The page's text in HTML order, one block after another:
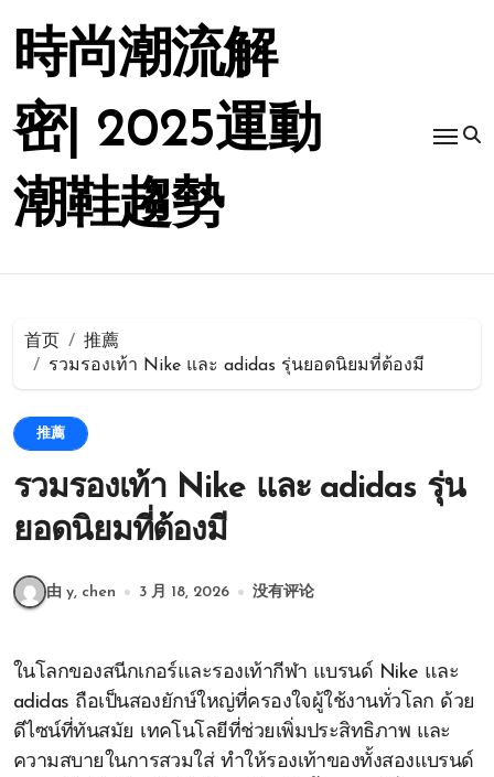
時尚潮流解
密| 2025運動
潮鞋趨勢
首页
推薦
รวมรองเท้า Nike และ adidas รุ่นยอดนิยมที่ต้องมี
推薦
รวมรองเท้า Nike และ adidas รุ่น
ยอดนิยมที่ต้องมี
由 y, chen 3 月 18, 2026 没有评论
ในโลกของสนีกเกอร์และรองเท้ากีฬา แบรนด์ Nike และ
adidas ถือเป็นสองยักษ์ใหญ่ที่ครองใจผู้ใช้งานทั่วโลก ด้วย
ดีไซน์ที่ทันสมัย เทคโนโลยีที่ช่วยเพิ่มประสิทธิภาพ และ
ความสบายในการสวมใส่ ทำให้รองเท้าของทั้งสองแบรนด์